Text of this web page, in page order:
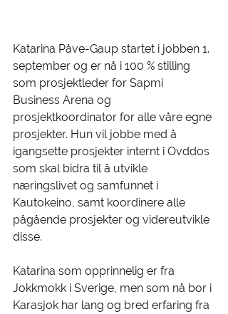
Katarina Påve-Gaup startet i jobben 1.
september og er nå i 100 % stilling
som prosjektleder for Sapmi
Business Arena og
prosjektkoordinator for alle våre egne
prosjekter. Hun vil jobbe med å
igangsette prosjekter internt i Ovddos
som skal bidra til å utvikle
næringslivet og samfunnet i
Kautokeino, samt koordinere alle
pågående prosjekter og videreutvikle
disse.
Katarina som opprinnelig er fra
Jokkmokk i Sverige, men som nå bor i
Karasjok har lang og bred erfaring fra